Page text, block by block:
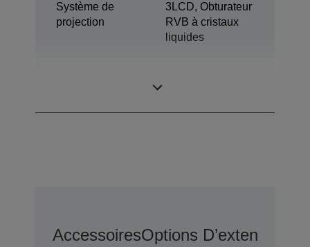
Système de
projection
3LCD, Obturateur
RVB à cristaux
liquides
AccessoiresOptions D’extension